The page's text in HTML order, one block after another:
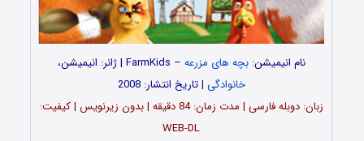
نام انیمیشن:بچه های مزرعه – FarmKids | ژانر: انیمیشن،
خانوادگی | تاریخ انتشار: 2008
زبان: دوبله فارسی | مدت زمان: 84 دقیقه | بدون زیرنویس | کیفیت:
WEB-DL